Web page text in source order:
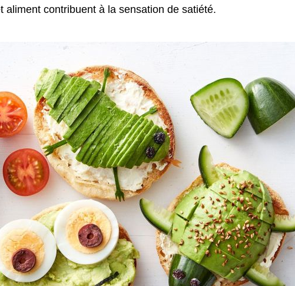
contribuent à la sensation de satiété.